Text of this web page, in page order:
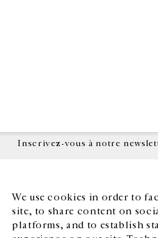
We use cookies in order to
site, to share content on
platforms, and to establish
Inscrivez-vous à notre